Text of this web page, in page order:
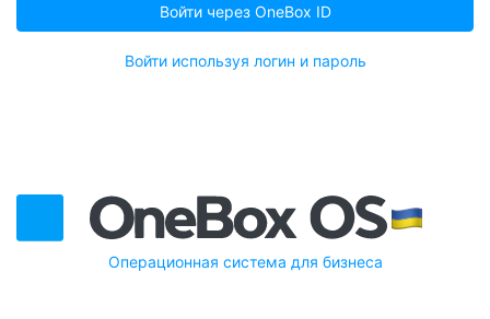
Войти через OneBox ID
Войти используя логин и пароль
Операционная система для бизнеса